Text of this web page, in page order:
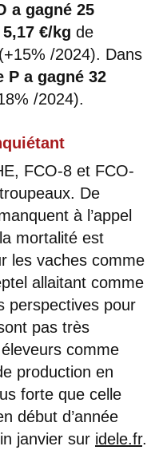
a gagné 25
€/kg de
/2024). Dans
P a gagné 32
/2024).
FCO-8 et FCO-
De
à l’appel
mortalité est
les vaches comme
allaitant comme
perspectives pour
pas très
comme
production en
forte que celle
début d’année
janvier sur idele.fr.